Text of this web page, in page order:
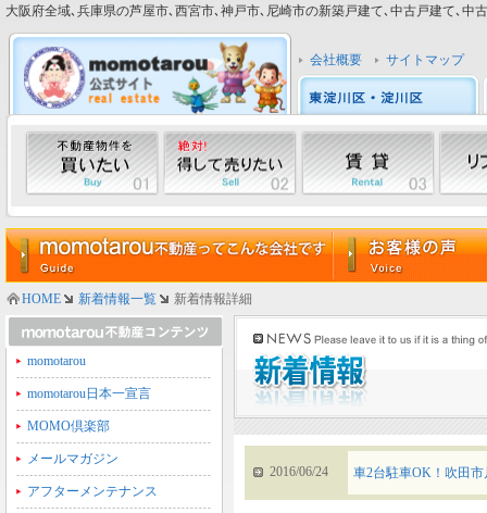
大阪府全域､兵庫県の芦屋市､西宮市､神戸市､尼崎市の新築戸建て､中古戸建て､中
会社概要 サイトマップ
HOME 新着情報一覧 新着情報詳細
momotarou
momotarou日本一宣言
MOMO倶楽部
メールマガジン
アフターメンテナンス
2016/06/24 車2台駐車OK！吹田